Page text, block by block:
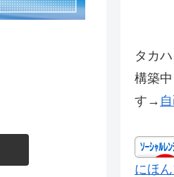
タカ
構築
す→
にほ